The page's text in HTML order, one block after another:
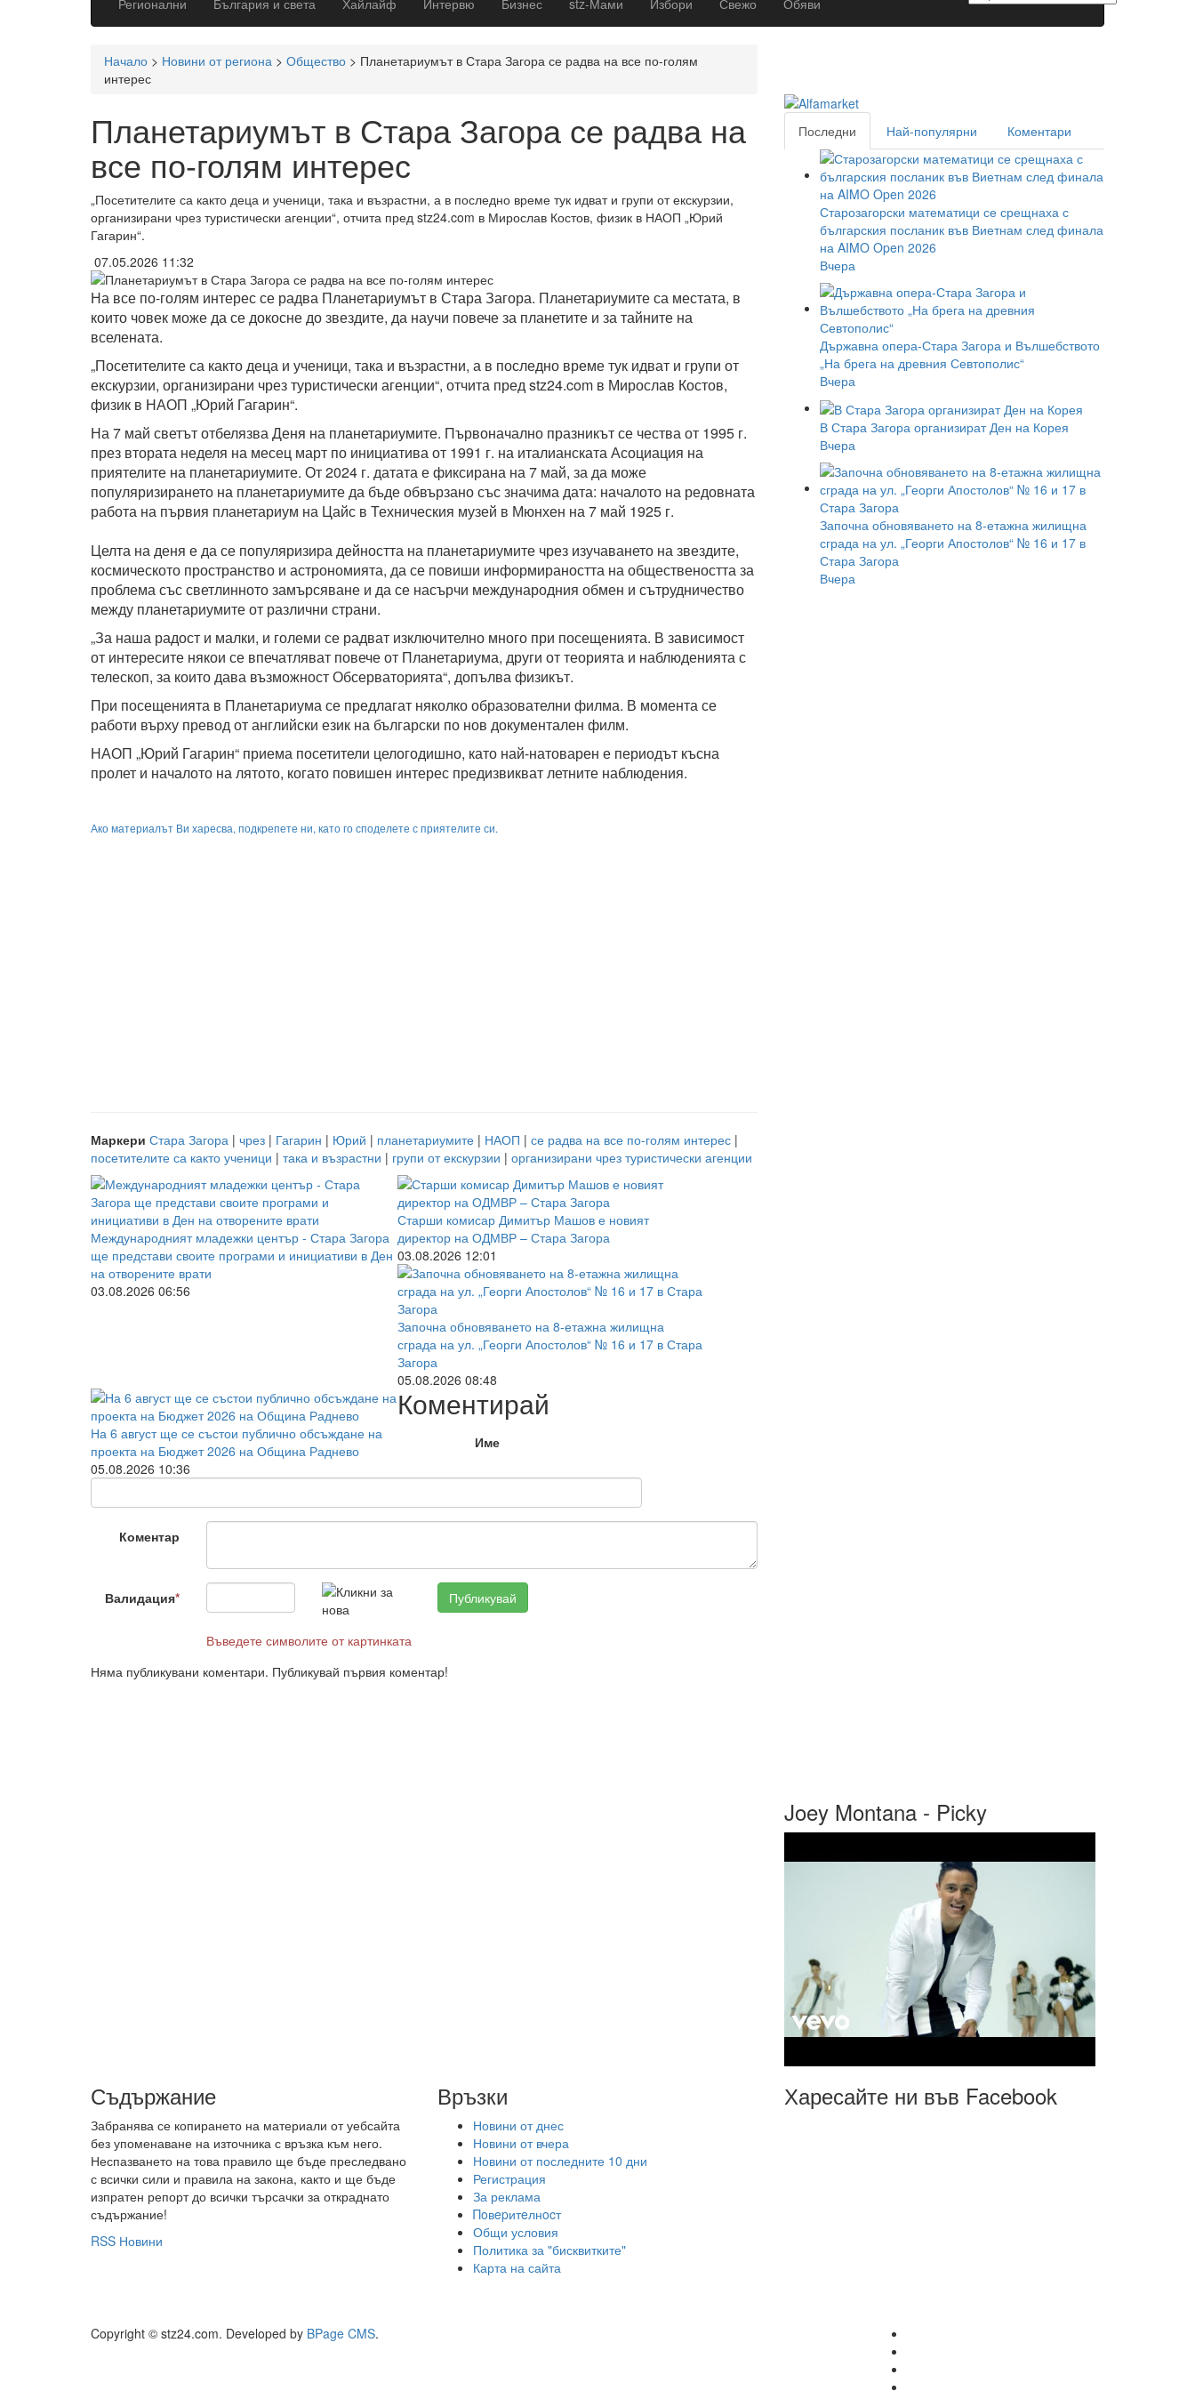
Регионални България и света Хайлайф Интервю Бизнес stz-Мами Избори Свежо Обяви
Начало > Новини от региона > Общество > Планетариумът в Стара Загора се радва на все по-голям
интерес
Планетариумът в Стара Загора се радва на
все по-голям интерес
„Посетителите са както деца и ученици, така и възрастни, а в последно време тук идват и групи от екскурзии,
организирани чрез туристически агенции“, отчита пред stz24.com в Мирослав Костов, физик в НАОП „Юрий
Гагарин“.
07.05.2026 11:32
На все по-голям интерес се радва Планетариумът в Стара Загора. Планетариумите са местата, в
които човек може да се докосне до звездите, да научи повече за планетите и за тайните на
вселената.
„Посетителите са както деца и ученици, така и възрастни, а в последно време тук идват и групи от
екскурзии, организирани чрез туристически агенции“, отчита пред stz24.com в Мирослав Костов,
физик в НАОП „Юрий Гагарин“.
На 7 май светът отбелязва Деня на планетариумите. Първоначално празникът се чества от 1995 г.
през втората неделя на месец март по инициатива от 1991 г. на италианската Асоциация на
приятелите на планетариумите. От 2024 г. датата е фиксирана на 7 май, за да може
популяризирането на планетариумите да бъде обвързано със значима дата: началото на редовната
работа на първия планетариум на Цайс в Техническия музей в Мюнхен на 7 май 1925 г.
Целта на деня е да се популяризира дейността на планетариумите чрез изучаването на звездите,
космическото пространство и астрономията, да се повиши информираността на обществеността за
проблема със светлинното замърсяване и да се насърчи международния обмен и сътрудничество
между планетариумите от различни страни.
„За наша радост и малки, и големи се радват изключително много при посещенията. В зависимост
от интересите някои се впечатляват повече от Планетариума, други от теорията и наблюденията с
телескоп, за които дава възможност Обсерваторията“, допълва физикът.
При посещенията в Планетариума се предлагат няколко образователни филма. В момента се
работи върху превод от английски език на български по нов документален филм.
НАОП „Юрий Гагарин“ приема посетители целогодишно, като най-натоварен е периодът късна
пролет и началото на лятото, когато повишен интерес предизвикват летните наблюдения.
Ако материалът Ви харесва, подкрепете ни, като го споделете с приятелите си.
Маркери Стара Загора | чрез | Гагарин | Юрий | планетариумите | НАОП | се радва на все по-голям интерес |
посетителите са както ученици | така и възрастни | групи от екскурзии | организирани чрез туристически агенции
Международният младежки център - Стара Загора
ще представи своите програми и инициативи в Ден
на отворените врати
03.08.2026 06:56
Старши комисар Димитър Машов е новият
директор на ОДМВР – Стара Загора
03.08.2026 12:01
Започна обновяването на 8-етажна жилищна
сграда на ул. „Георги Апостолов“ № 16 и 17 в Стара
Загора
05.08.2026 08:48
На 6 август ще се състои публично обсъждане на
проекта на Бюджет 2026 на Община Раднево
05.08.2026 10:36
Коментирай
Име
Коментар
Валидация*
Въведете символите от картинката
Няма публикувани коментари. Публикувай първия коментар!
Последни Най-популярни Коментари
Старозагорски математици се срещнаха с
българския посланик във Виетнам след финала
на AIMO Open 2026
Вчера
Държавна опера-Стара Загора и Вълшебството
„На брега на древния Севтополис“
Вчера
В Стара Загора организират Ден на Корея
Вчера
Започна обновяването на 8-етажна жилищна
сграда на ул. „Георги Апостолов“ № 16 и 17 в
Стара Загора
Вчера
Joey Montana - Picky
Съдържание
Забранява се копирането на материали от уебсайта
без упоменаване на източника с връзка към него.
Неспазването на това правило ще бъде преследвано
с всички сили и правила на закона, както и ще бъде
изпратен репорт до всички търсачки за откраднато
съдържание!
RSS Новини
Връзки
Новини от днес
Новини от вчера
Новини от последните 10 дни
Регистрация
За реклама
Πoвepитeлнocт
Общи условия
Политика за "бисквитките"
Карта на сайта
Харесайте ни във Facebook
Copyright © stz24.com. Developed by BPage CMS.